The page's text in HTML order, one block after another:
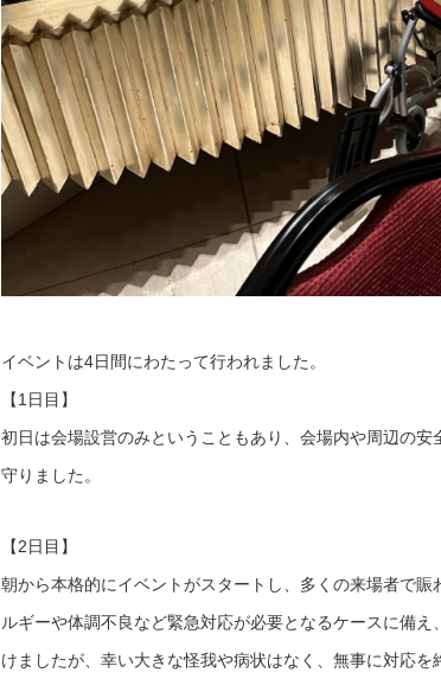
イベントは4日間にわたって行われました。
【1日目】
初日は会場設営のみということもあり、会場内や周辺の
守りました。
【2日目】
朝から本格的にイベントがスタートし、多くの来場者で
ルギーや体調不良など緊急対応が必要となるケースに備
けましたが、幸い大きな怪我や病状はなく、無事に対応を